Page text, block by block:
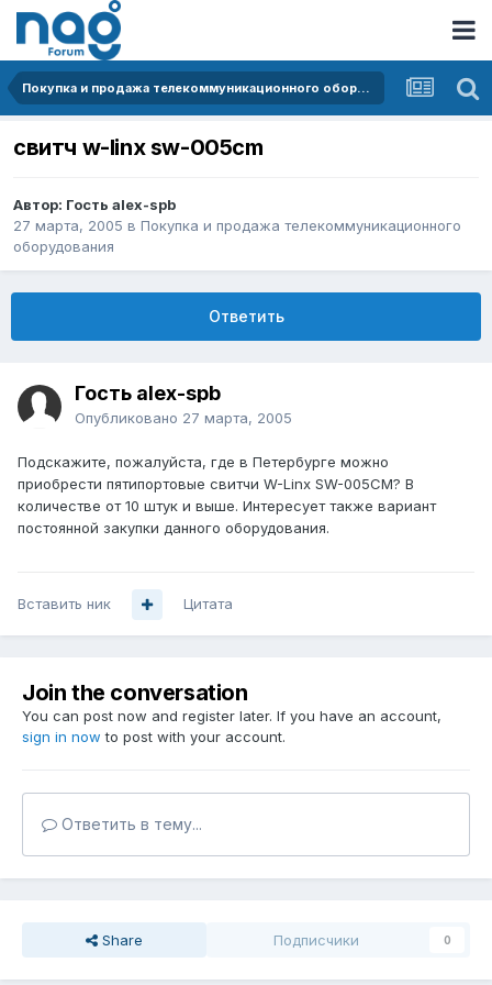
Покупка и продажа телекоммуникационного оборудования
свитч w-linx sw-005cm
Автор: Гость alex-spb
27 марта, 2005 в Покупка и продажа телекоммуникационного
оборудования
Ответить
Гость alex-spb
Опубликовано 27 марта, 2005
Подскажите, пожалуйста, где в Петербурге можно
приобрести пятипортовые свитчи W-Linx SW-005CM? В
количестве от 10 штук и выше. Интересует также вариант
постоянной закупки данного оборудования.
Вставить ник Цитата
Join the conversation
You can post now and register later. If you have an account,
sign in now to post with your account.
Ответить в тему...
Share Подписчики 0